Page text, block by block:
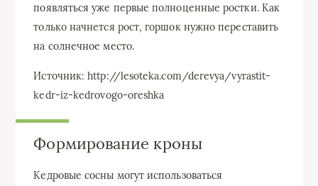
появляться уже первые полноценные ростки. Как
только начнется рост, горшок нужно переставить
на солнечное место.
Источник: http://lesoteka.com/derevya/vyrastit-
kedr-iz-kedrovogo-oreshka
Формирование кроны
Кедровые сосны могут использоваться